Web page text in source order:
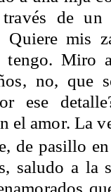
través de
Quiere mis
Miro
no, que
ese
el amor. La
de pasillo
saludo a la